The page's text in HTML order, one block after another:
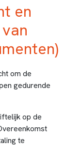
en
om de
gedurende
op de
te